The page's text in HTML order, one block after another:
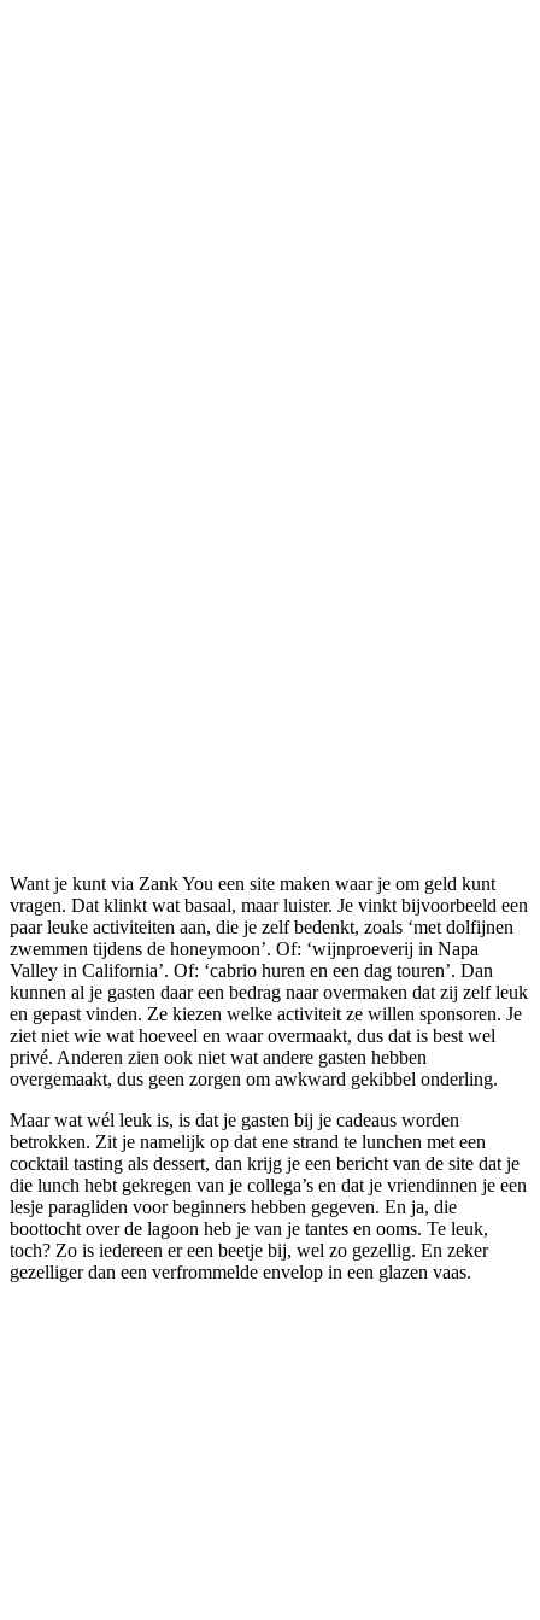
Want je kunt via Zank You een site maken waar je om geld kunt
vragen. Dat klinkt wat basaal, maar luister. Je vinkt bijvoorbeeld een
paar leuke activiteiten aan, die je zelf bedenkt, zoals ‘met dolfijnen
zwemmen tijdens de honeymoon’. Of: ‘wijnproeverij in Napa
Valley in California’. Of: ‘cabrio huren en een dag touren’. Dan
kunnen al je gasten daar een bedrag naar overmaken dat zij zelf leuk
en gepast vinden. Ze kiezen welke activiteit ze willen sponsoren. Je
ziet niet wie wat hoeveel en waar overmaakt, dus dat is best wel
privé. Anderen zien ook niet wat andere gasten hebben
overgemaakt, dus geen zorgen om awkward gekibbel onderling.
Maar wat wél leuk is, is dat je gasten bij je cadeaus worden
betrokken. Zit je namelijk op dat ene strand te lunchen met een
cocktail tasting als dessert, dan krijg je een bericht van de site dat je
die lunch hebt gekregen van je collega’s en dat je vriendinnen je een
lesje paragliden voor beginners hebben gegeven. En ja, die
boottocht over de lagoon heb je van je tantes en ooms. Te leuk,
toch? Zo is iedereen er een beetje bij, wel zo gezellig. En zeker
gezelliger dan een verfrommelde envelop in een glazen vaas.